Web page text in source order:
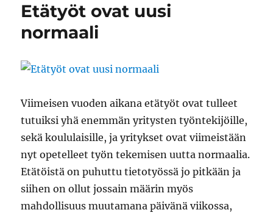
Etätyöt ovat uusi
normaali
Viimeisen vuoden aikana etätyöt ovat tulleet
tutuiksi yhä enemmän yritysten työntekijöille,
sekä koululaisille, ja yritykset ovat viimeistään
nyt opetelleet työn tekemisen uutta normaalia.
Etätöistä on puhuttu tietotyössä jo pitkään ja
siihen on ollut jossain määrin myös
mahdollisuus muutamana päivänä viikossa,